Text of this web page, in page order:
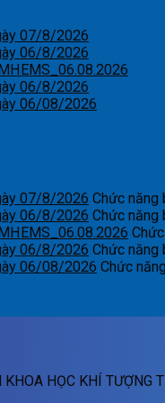
07/8/2026
06/8/2026
06/8/2026
06/08/2026
07/8/2026 Chức năng
06/8/2026 Chức năng
06/8/2026 Chức năng
06/08/2026 Chức
HỌC KHÍ TƯỢNG